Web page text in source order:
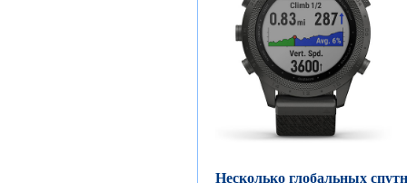
Несколько глобальных